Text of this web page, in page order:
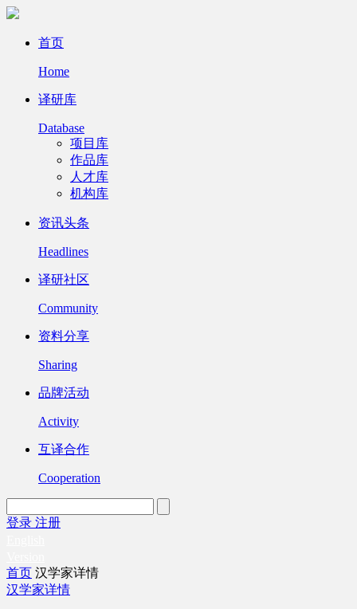
首页
Home
译研库
Database
项目库
作品库
人才库
机构库
资讯头条
Headlines
译研社区
Community
资料分享
Sharing
品牌活动
Activity
互译合作
Cooperation
登录 注册
首页 汉学家详情
汉学家详情